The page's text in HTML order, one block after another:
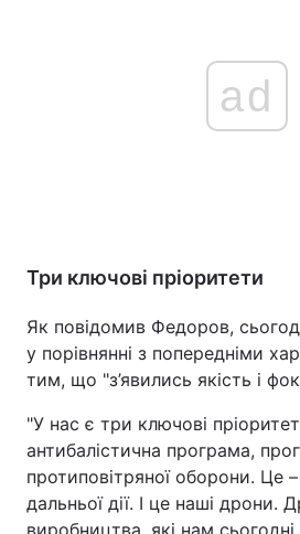
ad
Три ключові пріоритети
Як повідомив Федоров,
у порівнянні з попередніми
тим, що "з’явились якість і
"У нас є три ключові
антибалістична програма,
протиповітряної оборони. Це
дальньої дії. І це наші дрони.
виробництва, які нам